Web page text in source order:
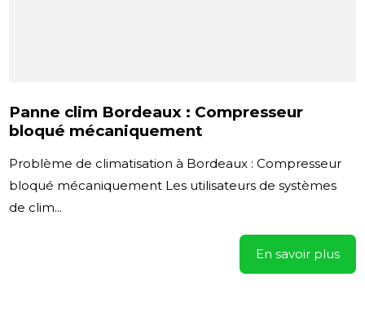
Panne clim Bordeaux : Compresseur
bloqué mécaniquement
Problème de climatisation à Bordeaux : Compresseur
bloqué mécaniquement Les utilisateurs de systèmes
de clim...
En savoir plus